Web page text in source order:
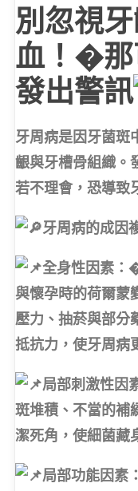
別忽視
血！�那
發出警訊
牙周病是因牙菌斑
齦與牙槽骨組織。
若不理會，恐導致
牙周病的成因
全身性因素：
與懷孕時的荷爾蒙
壓力、抽菸與部分
抵抗力，使牙周病
局部刺激性因
斑堆積、不當的補
潔死角，使細菌藏
局部功能因素